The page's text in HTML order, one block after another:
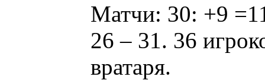
Матчи: 30: +9
26 – 31. 36
вратаря.